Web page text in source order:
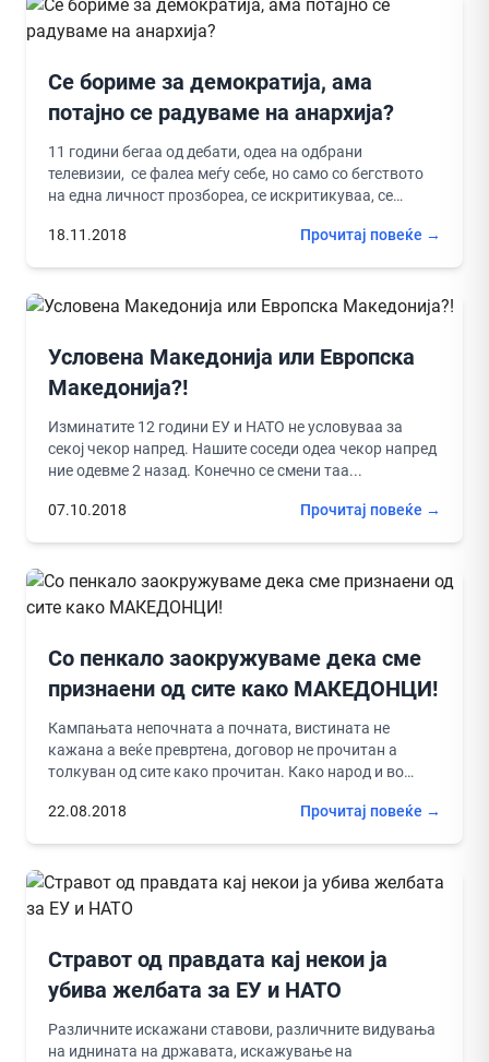
Се бориме за демократија, ама
потајно се радуваме на анархија?
11 години бегаа од дебати, одеа на одбрани
телевизии, се фалеа меѓу себе, но само со бегството
на една личност прозбореа, се искритикуваа, се
18.11.2018
Прочитај повеќе →
Условена Македонија или Европска
Македонија?!
Изминатите 12 години ЕУ и НАТО не условуваа за
секој чекор напред. Нашите соседи одеа чекор напред
ние одевме 2 назад. Конечно се смени таа...
07.10.2018 Прочитај повеќе →
Со пенкало заокружуваме дека сме
признаени од сите како МАКЕДОНЦИ!
Кампањата непочната а почната, вистината не
кажана а веќе превртена, договор не прочитан а
толкуван од сите како прочитан. Како народ и во
22.08.2018
Прочитај повеќе →
Стравот од правдата кај некои ја
убива желбата за ЕУ и НАТО
Различните искажани ставови, различните видувања
на иднината на државата, искажување на